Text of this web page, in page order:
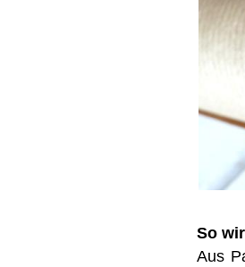
So
Aus